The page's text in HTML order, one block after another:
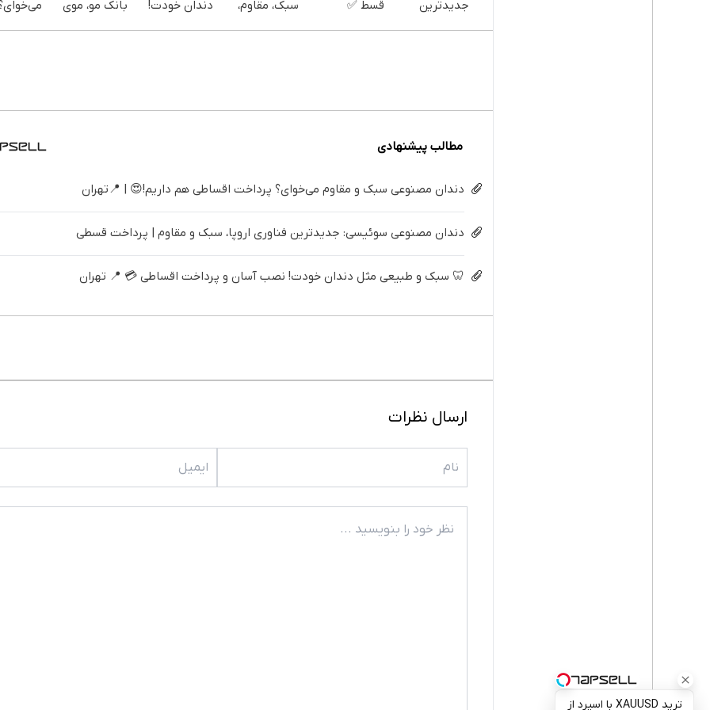
ترید XAUUSD با اسپرد از
جدیدترین
قسط ✅
سبک، مقاوم،
دندان خودت!
بانک مو، موی
مطالب پیشنهادی
دندان مصنوعی سبک و مقاوم می‌خوای؟ پرداخت اقساطی هم داریم!😍 | 📍تهران
دندان مصنوعی سوئیسی: جدیدترین فناوری اروپا، سبک و مقاوم | پرداخت قسطی
🦷 سبک و طبیعی مثل دندان خودت! نصب آسان و پرداخت اقساطی 💳 📍 تهران
ارسال نظرات